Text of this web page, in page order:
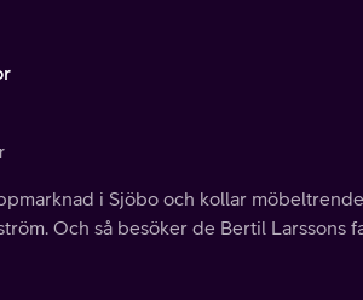
i Sjöbo och kollar
Och så besöker de Bertil Larssons